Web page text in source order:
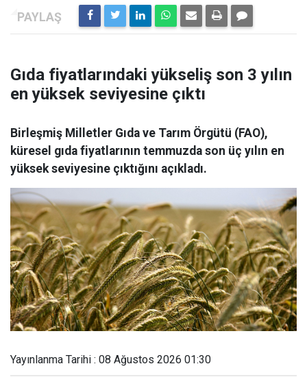
Gıda fiyatlarındaki yükseliş son 3 yılın
en yüksek seviyesine çıktı
Birleşmiş Milletler Gıda ve Tarım Örgütü (FAO),
küresel gıda fiyatlarının temmuzda son üç yılın en
yüksek seviyesine çıktığını açıkladı.
Yayınlanma Tarihi : 08 Ağustos 2026 01:30